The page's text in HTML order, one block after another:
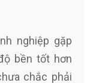
nghiệp gặp
bền tốt hơn
chắc phải